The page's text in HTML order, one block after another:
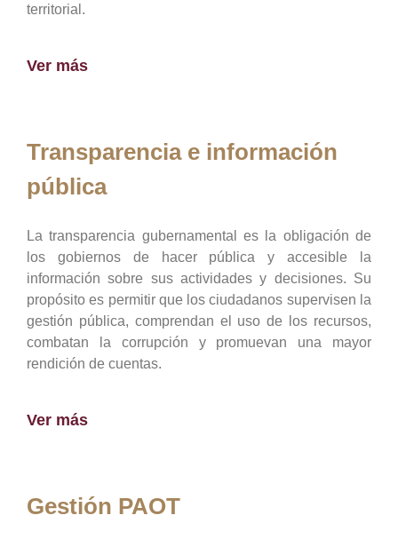
territorial.
Ver más
Transparencia e información
pública
La transparencia gubernamental es la obligación de
los gobiernos de hacer pública y accesible la
información sobre sus actividades y decisiones. Su
propósito es permitir que los ciudadanos supervisen la
gestión pública, comprendan el uso de los recursos,
combatan la corrupción y promuevan una mayor
rendición de cuentas.
Ver más
Gestión PAOT